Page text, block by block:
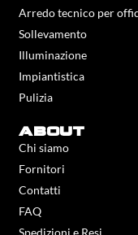
Arredo tecnico per
Sollevamento
Illuminazione
Impiantistica
Pulizia
about
Chi siamo
Fornitori
Contatti
FAQ